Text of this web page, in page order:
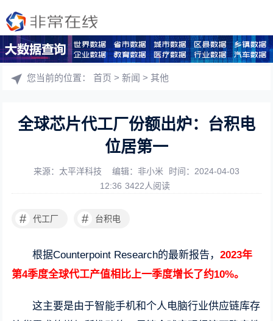
您当前的位置：首页 >新闻 >其他
全球芯片代工厂份额出炉：台积电
位居第一
来源：太平洋科技 编辑：非小米
时间：2024-04-03
12:36 3422人阅读
# 代工厂 # 台积电
根据Counterpoint Research的最新报告，2023年
第4季度全球代工产值相比上一季度增长了约10%。
这主要是由于智能手机和个人电脑行业供应链库存